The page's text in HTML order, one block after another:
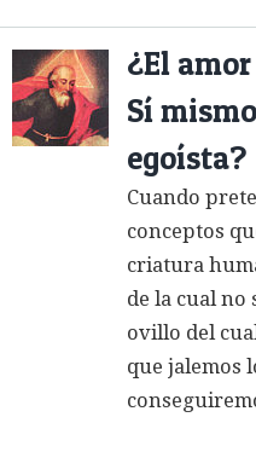
¿El
Sí
egoísta?
Cuando
conceptos
criatura
de la cual no
ovillo del
que jalemos